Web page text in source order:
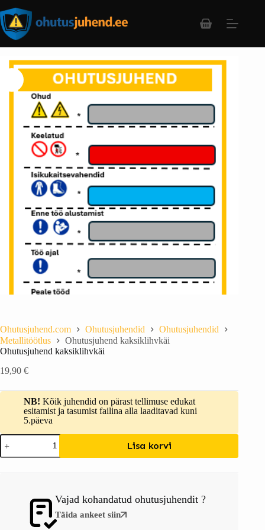
Ohutusjuhend.com Ohutusjuhendid
Ohutusjuhendid
Metallitöötlus
Ohutusjuhend kaksiklihvkäi
Ohutusjuhend kaksiklihvkäi
19,90 €
NB! Kõik juhendid on pärast tellimuse edukat
esitamist ja tasumist failina alla laaditavad kuni
5.päeva
Lisa korvi
Vajad kohandatud ohutusjuhendit ?
Täida ankeet siin